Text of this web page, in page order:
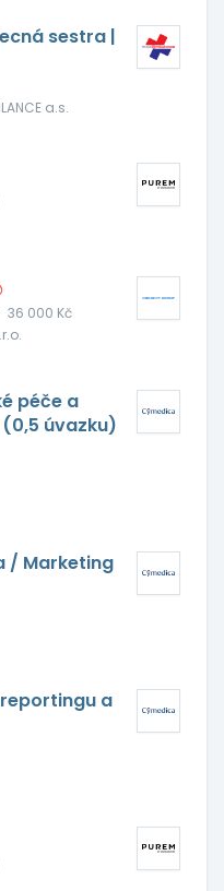
sestra |
a.s.
36 000 Kč
péče a
úvazku)
/ Marketing
a